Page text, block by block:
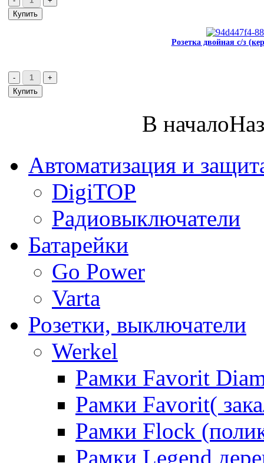
Розетка двойная с/з
В начало
Автоматизация и
DigiTOP
Радиовыключатели
Батарейки
Go Power
Varta
Розетки, выключатели
Werkel
Рамки Favorit
Рамки Favorit(
Рамки Flock
Рамки Legend